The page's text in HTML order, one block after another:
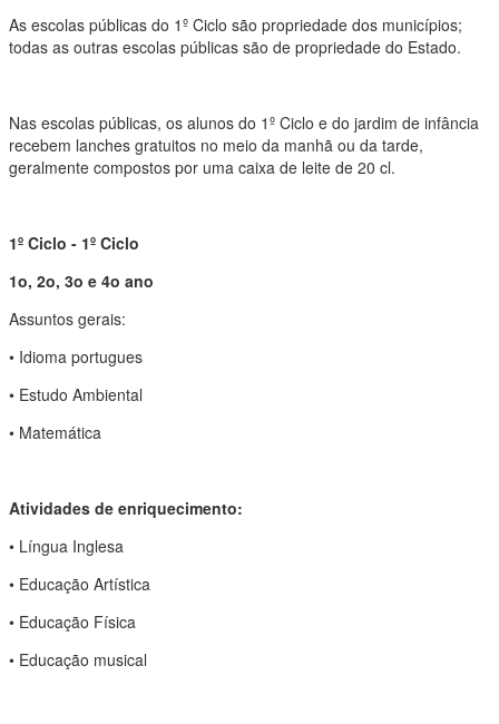
As escolas públicas do 1º Ciclo são propriedade dos municípios;
todas as outras escolas públicas são de propriedade do Estado.
Nas escolas públicas, os alunos do 1º Ciclo e do jardim de infância
recebem lanches gratuitos no meio da manhã ou da tarde,
geralmente compostos por uma caixa de leite de 20 cl.
1º Ciclo - 1º Ciclo
1o, 2o, 3o e 4o ano
Assuntos gerais:
• Idioma portugues
• Estudo Ambiental
• Matemática
Atividades de enriquecimento:
• Língua Inglesa
• Educação Artística
• Educação Física
• Educação musical